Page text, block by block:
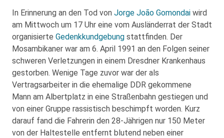
In Erinnerung an den Tod von Jorge João Gomondai wird
am Mittwoch um 17 Uhr eine vom Ausländerrat der Stadt
organisierte Gedenkkundgebung stattfinden. Der
Mosambikaner war am 6. April 1991 an den Folgen seiner
schweren Verletzungen in einem Dresdner Krankenhaus
gestorben. Wenige Tage zuvor war der als
Vertragsarbeiter in die ehemalige DDR gekommene
Mann am Albertplatz in eine Straßenbahn gestiegen und
von einer Gruppe rassistisch beschimpft worden. Kurz
darauf fand die Fahrerin den 28-Jährigen nur 150 Meter
von der Haltestelle entfernt blutend neben einer